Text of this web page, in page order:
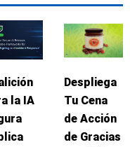
la IA
Despliega
Tu Cena
de Acción
de Gracias